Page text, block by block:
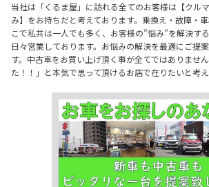
当社は「くるま屋」に訪れる全てのお客様は【クル
み】をお持ちだと考えております。乗換え・故障・
こで私共は一人でも多く、お客様の”悩み”を解決す
日々営業しております。お悩みの解決を最適にご提
す。中古車をお買い上げ頂く事が全てではありませ
た！！」と本気で思って頂けるお店で在りたいと考え